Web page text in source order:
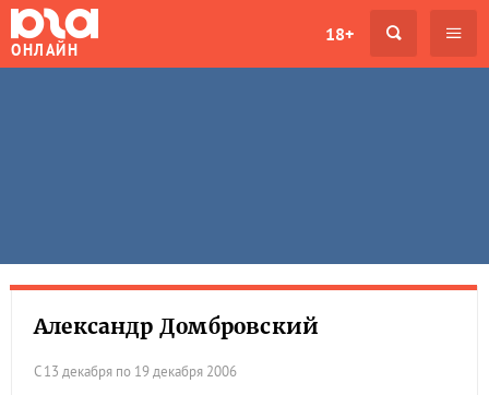
ОНЛАЙН
18+
Александр Домбровский
С 13 декабря по 19 декабря 2006